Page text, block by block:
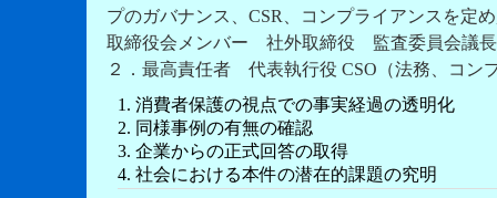
プのガバナンス、CSR、コンプライアンスを定
取締役会メンバー 社外取締役 監査委員会議長
２．最高責任者 代表執行役 CSO（法務、コン
1. 消費者保護の視点での事実経過の透明化
2. 同様事例の有無の確認
3. 企業からの正式回答の取得
4. 社会における本件の潜在的課題の究明